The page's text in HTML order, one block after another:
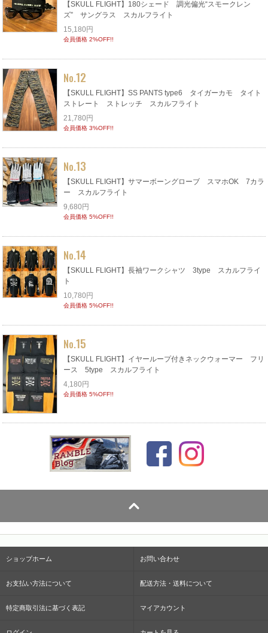
【SKULL FLIGHT】180シェード 調光偏光“スモークレン
ズ” サングラス スカルフライト
15,180円
会員価格 2%OFF!!
No.12
【SKULL FLIGHT】SS PANTS type6 タイガーカモ タイト
ストレート ストレッチ スカルフライト
21,780円
会員価格 3%OFF!!
No.13
【SKULL FLIGHT】サマーボーングローブ スマホOK 7カラ
ー スカルフライト
9,680円
会員価格 5%OFF!!
No.14
【SKULL FLIGHT】長袖ワークシャツ 3type スカルフライ
ト
10,780円
会員価格 5%OFF!!
No.15
【SKULL FLIGHT】イヤーループ付きネックウォーマー フリ
ース 5type スカルフライト
4,180円
会員価格 5%OFF!!
ショップホーム お問い合わせ
お支払い方法について 配送方法・送料について
特定商取引法に基づく表記 マイアカウント